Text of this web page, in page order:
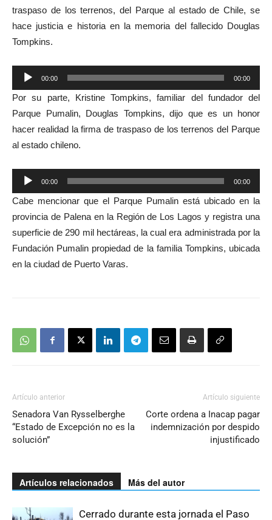
traspaso de los terrenos, del Parque al estado de Chile, se
hace justicia e historia en la memoria del fallecido Douglas
Tompkins.
Reproductor
de
audio
00:00 00:00
Por su parte, Kristine Tompkins, familiar del fundador del
Parque Pumalin, Douglas Tompkins, dijo que es un honor
hacer realidad la firma de traspaso de los terrenos del Parque
al estado chileno.
Reproductor
de
audio
00:00 00:00
Cabe mencionar que el Parque Pumalin está ubicado en la
provincia de Palena en la Región de Los Lagos y registra una
superficie de 290 mil hectáreas, la cual era administrada por la
Fundación Pumalin propiedad de la familia Tompkins, ubicada
en la ciudad de Puerto Varas.
Artículo anterior
Senadora Van Rysselberghe
“Estado de Excepción no es la
solución”
Artículo siguiente
Corte ordena a Inacap pagar
indemnización por despido
injustificado
Artículos relacionados Más del autor
Cerrado durante esta jornada el Paso